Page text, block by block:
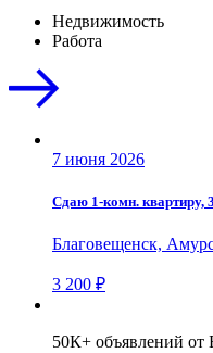
Недвижимость
Работа
7 июня 2026
Сдаю 1-комн. квартиру,
Благовещенск,
3 200 ₽
50К+ объявлений от